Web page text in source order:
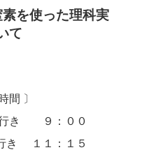
を使った理科実
て
間 〕
き ９：００
１１：１５